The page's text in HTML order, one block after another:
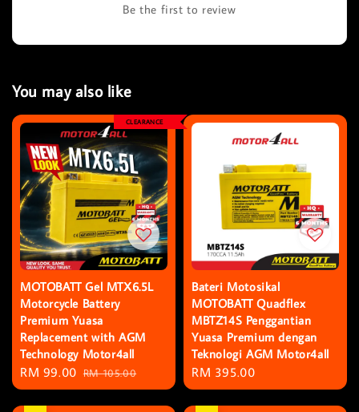
Be the first to review
You may also like
CLEARANCE
MOTOBATT Gel MTX6.5L
Motorcycle Battery
Premium Yuasa
Replacement with AGM
Technology Motor4all
Sale
price
RM 99.00 Regular
price
RM 105.00
Bateri Motosikal
MOTOBATT Quadflex
MBTZ14S Penggantian
Yuasa Premium dengan
Teknologi AGM Motor4all
Regular
price
RM 395.00